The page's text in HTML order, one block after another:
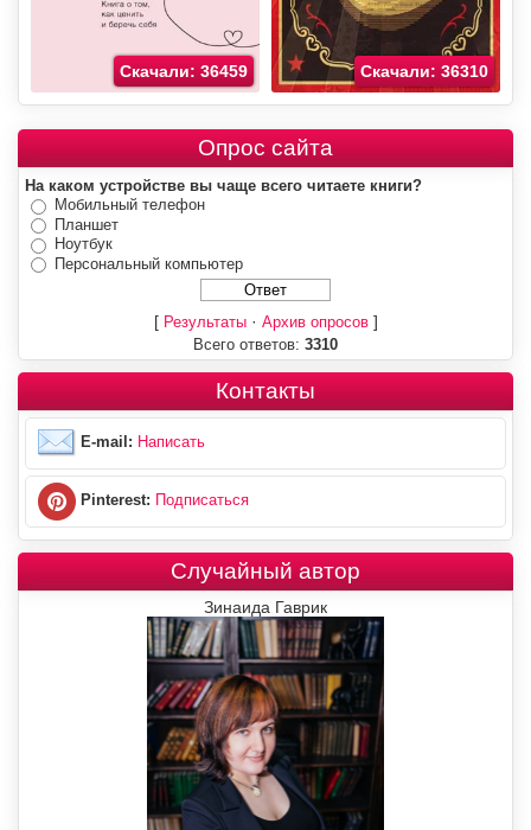
Скачали: 36459 Скачали: 36310
Опрос сайта
На каком устройстве вы чаще всего читаете книги?
Мобильный телефон
Планшет
Ноутбук
Персональный компьютер
[ Результаты· Архив опросов]
Всего ответов: 3310
Контакты
E-mail: Написать
Pinterest: Подписаться
Случайный автор
Зинаида Гаврик